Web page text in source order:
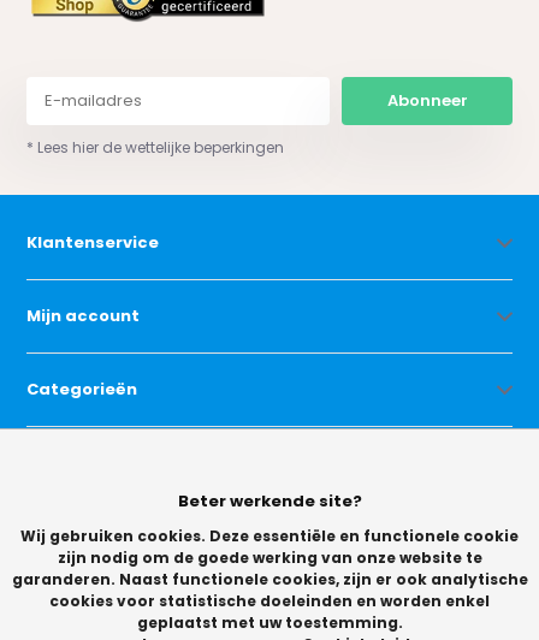
Abonneer
* Lees hier de wettelijke beperkingen
Klantenservice
Mijn account
Categorieën
Beter werkende site?
Wij gebruiken cookies. Deze essentiële en functionele cookie
zijn nodig om de goede werking van onze website te
garanderen. Naast functionele cookies, zijn er ook analytische
cookies voor statistische doeleinden en worden enkel
geplaatst met uw toestemming.